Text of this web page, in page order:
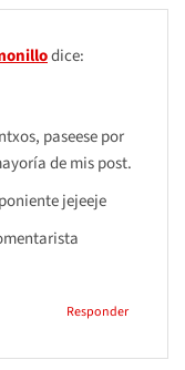
dice:
paseese por
de mis post.
jejeeje
Responder